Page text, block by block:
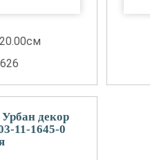
декор
11-1645-0